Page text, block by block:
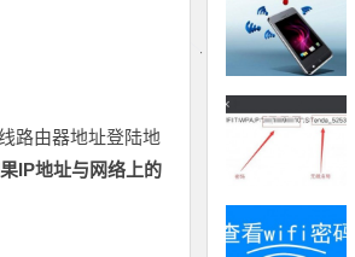
路由器地址登陆地
IP地址与网络上的